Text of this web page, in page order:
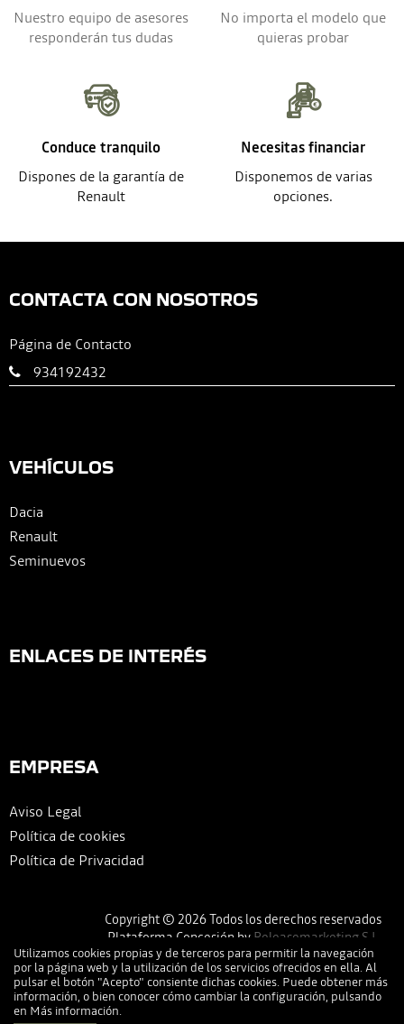
Utilizamos cookies propias y de terceros para permitir la navegación
por la página web y la utilización de los servicios ofrecidos en ella. Al
pulsar el botón "Acepto" consiente dichas cookies. Puede obtener más
información, o bien conocer cómo cambiar la configuración, pulsando
en Más información.
Nuestro equipo de asesores
responderán tus dudas
No importa el modelo que
quieras probar
Conduce tranquilo
Dispones de la garantía de
Renault
Necesitas financiar
Disponemos de varias
opciones.
CONTACTA CON NOSOTROS
Página de Contacto
934192432
VEHÍCULOS
Dacia
Renault
Seminuevos
ENLACES DE INTERÉS
EMPRESA
Aviso Legal
Política de cookies
Política de Privacidad
Copyright © 2026 Todos los derechos reservados
Plataforma Concesión by Releasemarketing S.L.